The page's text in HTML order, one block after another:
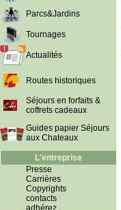
Parcs&Jardins
Tournages
Actualités
Routes historiques
Séjours en forfaits &
coffrets cadeaux
Guides papier Séjours
aux Chateaux
L'entreprise
Presse
Carrières
Copyrights
contacts
adhérez